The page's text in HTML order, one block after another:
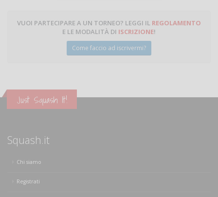
VUOI PARTECIPARE A UN TORNEO? LEGGI IL REGOLAMENTO
E LE MODALITÀ DI ISCRIZIONE!
Come faccio ad iscrivermi?
Just Squash It!
Squash.it
Chi siamo
Registrati